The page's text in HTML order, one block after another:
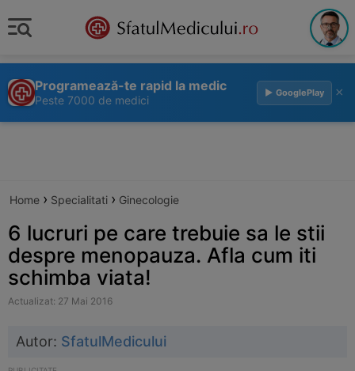
Programează-te rapid la medic
Peste 7000 de medici
▶ GooglePlay ×
Home › Specialitati › Ginecologie
6 lucruri pe care trebuie sa le stii
despre menopauza. Afla cum iti
schimba viata!
Actualizat: 27 Mai 2016
Autor: SfatulMedicului